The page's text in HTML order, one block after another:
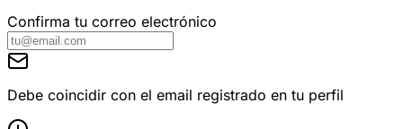
Confirma tu correo electrónico
Debe coincidir con el email registrado en tu perfil